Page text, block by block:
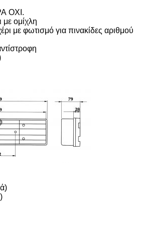
ΟΧΙ.
με ομίχλη
με φωτισμό για πινακίδες αριθμού